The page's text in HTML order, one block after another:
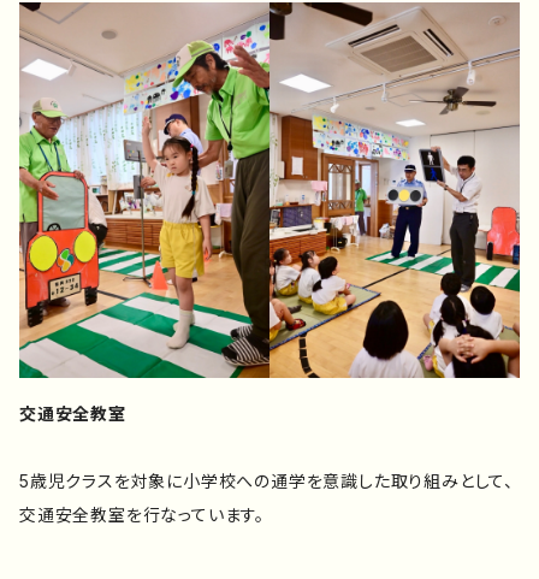
交通安全教室
5歳児クラスを対象に小学校への通学を意識した取り組みとして、
交通安全教室を行なっています。